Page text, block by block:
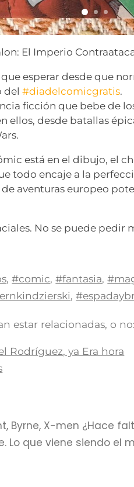
El Imperio
esperar desde que
del#diadelcomicgratis.
ficción que bebe de
ellos, desde batallas
está en el dibujo, el
todo encaje a la
aventuras europeo
No se puede pedir
,#comic,#fantasia,
,
estar relacionadas, o no:
Rodríguez, ya Era hora
Byrne, X-men ¿Hace
Lo que viene siendo el